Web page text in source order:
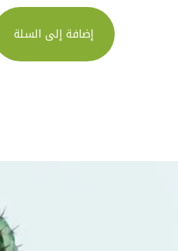
إضافة إلى السلة